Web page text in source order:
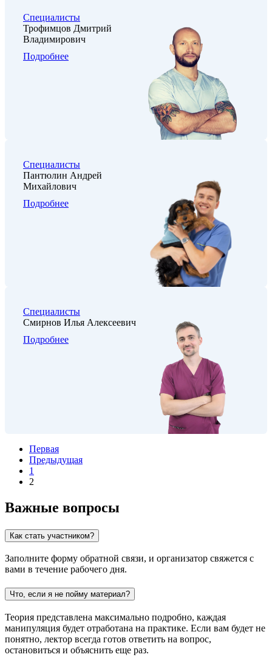
Специалисты
Трофимцов Дмитрий
Владимирович
Подробнее
Специалисты
Пантюлин Андрей
Михайлович
Подробнее
Специалисты
Смирнов Илья Алексеевич
Подробнее
Первая
Предыдущая
1
2
Важные вопросы
Как стать участником?
Заполните форму обратной связи, и организатор свяжется с
вами в течение рабочего дня.
Что, если я не пойму материал?
Теория представлена максимально подробно, каждая
манипуляция будет отработана на практике. Если вам будет не
понятно, лектор всегда готов ответить на вопрос,
остановиться и объяснить еще раз.